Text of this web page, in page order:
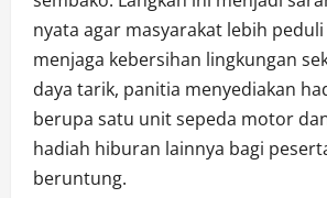
nyata agar masyarakat lebih
menjaga kebersihan lingkungan
daya tarik, panitia menyediakan
berupa satu unit sepeda motor
hadiah hiburan lainnya bagi
beruntung.